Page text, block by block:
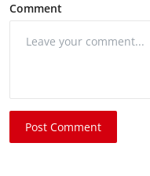
Comment
Post Comment